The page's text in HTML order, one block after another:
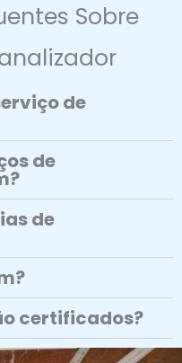
Sobre
de
de
de
certificados?